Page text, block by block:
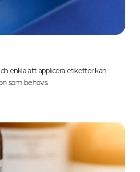
enkla att applicera etiketter kan
som behövs.